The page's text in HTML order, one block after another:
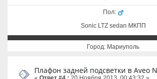
Пол:
Sonic LTZ sedan МКПП
Город: Мариуполь
Плафон задней подсветки в Aveo